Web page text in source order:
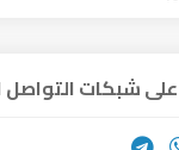
شبكات التواصل